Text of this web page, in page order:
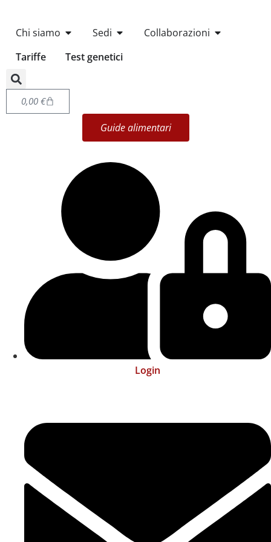
Chi siamo Sedi
Collaborazioni
Tariffe
Test genetici
0,00 €
Guide alimentari
Login